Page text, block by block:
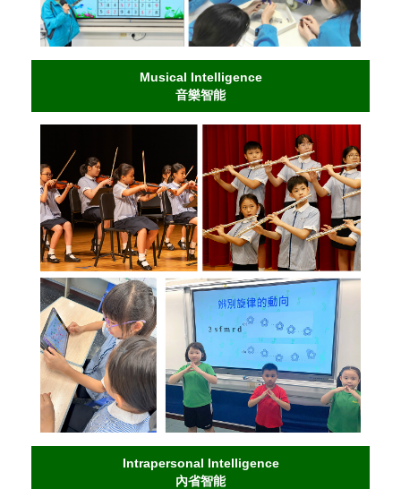
Musical Intelligence
音樂智能
Intrapersonal Intelligence
內省智能